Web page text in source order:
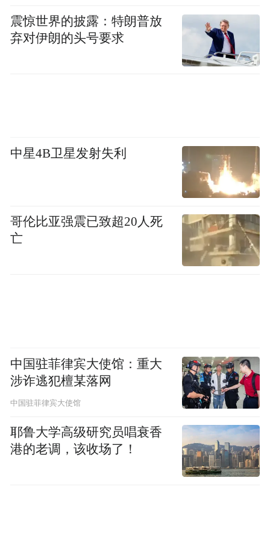
震惊世界的披露：特朗普放
弃对伊朗的头号要求
中星4B卫星发射失利
哥伦比亚强震已致超20人死
亡
中国驻菲律宾大使馆：重大
涉诈逃犯檀某落网
中国驻菲律宾大使馆
耶鲁大学高级研究员唱衰香
港的老调，该收场了！